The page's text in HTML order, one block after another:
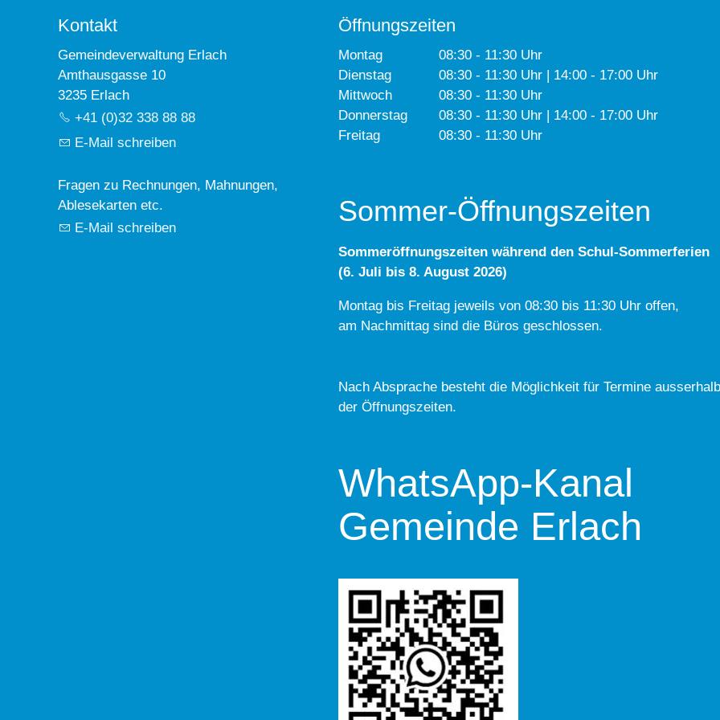
Kontakt
Gemeindeverwaltung Erlach
Amthausgasse 10
3235 Erlach
+41 (0)32 338 88 88
E-Mail schreiben
Fragen zu Rechnungen, Mahnungen,
Ablesekarten etc.
E-Mail schreiben
Öffnungszeiten
Montag
Dienstag
Mittwoch
Donnerstag
Freitag
08:30 - 11:30 Uhr
08:30 - 11:30 Uhr | 14:00 - 17:00 Uhr
08:30 - 11:30 Uhr
08:30 - 11:30 Uhr | 14:00 - 17:00 Uhr
08:30 - 11:30 Uhr
Sommer-Öffnungszeiten
Sommeröffnungszeiten während den Schul-Sommerferien
(6. Juli bis 8. August 2026)
Montag bis Freitag jeweils von 08:30 bis 11:30 Uhr offen,
am Nachmittag sind die Büros geschlossen.
Nach Absprache besteht die Möglichkeit für Termine
der Öffnungszeiten.
WhatsApp-Kanal
Gemeinde Erlach